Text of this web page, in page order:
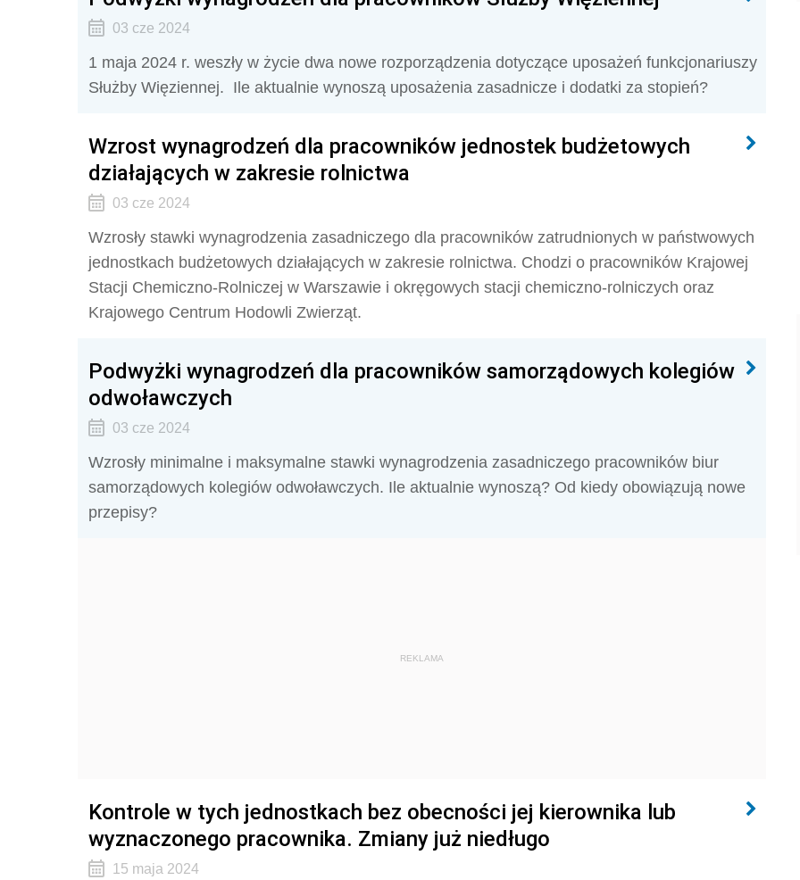
03 cze 2024
1 maja 2024 r. weszły w życie dwa nowe rozporządzenia dotyczące uposażeń funkcjonariuszy
Służby Więziennej. Ile aktualnie wynoszą uposażenia zasadnicze i dodatki za stopień?
Wzrost wynagrodzeń dla pracowników jednostek budżetowych
działających w zakresie rolnictwa
03 cze 2024
Wzrosły stawki wynagrodzenia zasadniczego dla pracowników zatrudnionych w państwowych
jednostkach budżetowych działających w zakresie rolnictwa. Chodzi o pracowników Krajowej
Stacji Chemiczno-Rolniczej w Warszawie i okręgowych stacji chemiczno-rolniczych oraz
Krajowego Centrum Hodowli Zwierząt.
Podwyżki wynagrodzeń dla pracowników samorządowych kolegiów
odwoławczych
03 cze 2024
Wzrosły minimalne i maksymalne stawki wynagrodzenia zasadniczego pracowników biur
samorządowych kolegiów odwoławczych. Ile aktualnie wynoszą? Od kiedy obowiązują nowe
przepisy?
REKLAMA
Kontrole w tych jednostkach bez obecności jej kierownika lub
wyznaczonego pracownika. Zmiany już niedługo
15 maja 2024